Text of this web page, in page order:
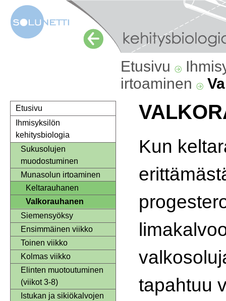
Etusivu
irtoaminen
Etusivu
Ihmisyksilön
kehitysbiologia
Sukusolujen
muodostuminen
Munasolun irtoaminen
Keltarauhanen
Valkorauhanen
Siemensyöksy
Ensimmäinen viikko
Toinen viikko
Kolmas viikko
Elinten muotoutuminen
(viikot 3-8)
Istukan ja sikiökalvojen
Kun
tapahtuu